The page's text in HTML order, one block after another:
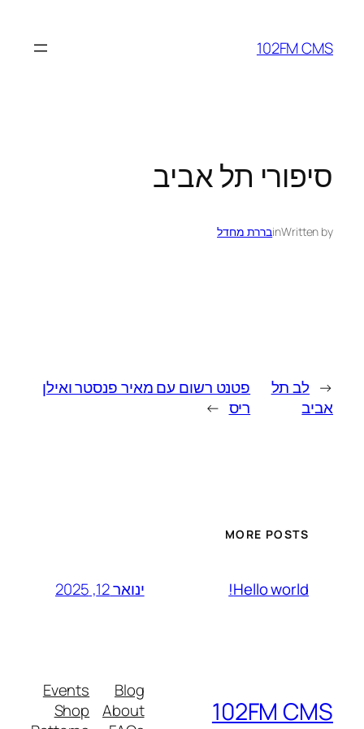
102FM CMS
סיפורי תל אביב
Written by
inבררת מחדל
← לב תל
אביב
פטנט רשום עם מאיר פנסטר ואילן
ריס →
MORE POSTS
Hello world! ינואר 12, 2025
102FM CMS
Blog
About
Events
Shop